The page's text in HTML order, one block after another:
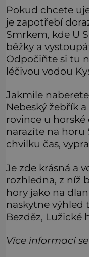
Pokud chcete
je zapotřebí
Smrkem, kde U
běžky a
Odpočiňte si tu
léčivou vodou
Jakmile
Nebeský žebřík
rovince u horské
narazíte na
chvilku čas,
Je zde krásná a
rozhledna, z níž
hory jako na
naskytne výhled
Bezděz, Lužické
Více informací